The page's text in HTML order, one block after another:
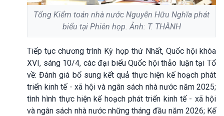
Tổng Kiểm toán nhà nước Nguyễn Hữu Nghĩa phát
biểu tại Phiên họp. Ảnh: T. THÀNH
Tiếp tục chương trình Kỳ họp thứ Nhất, Quốc hội khóa
XVI, sáng 10/4, các đại biểu Quốc hội thảo luận tại Tổ
về: Đánh giá bổ sung kết quả thực hiện kế hoạch phát
triển kinh tế - xã hội và ngân sách nhà nước năm 2025;
tình hình thực hiện kế hoạch phát triển kinh tế - xã hội
và ngân sách nhà nước những tháng đầu năm 2026; Kế